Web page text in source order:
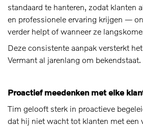
standaard te hanteren, zodat klanten
en professionele ervaring krijgen —
verder helpt of wanneer ze
Deze consistente aanpak versterkt
Vermant al jarenlang om bekendstaat.
Proactief meedenken met elke
Tim gelooft sterk in proactieve
dat hij niet wacht tot klanten met een